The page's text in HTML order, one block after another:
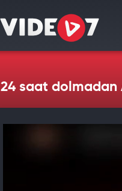
24 saat dolmadan